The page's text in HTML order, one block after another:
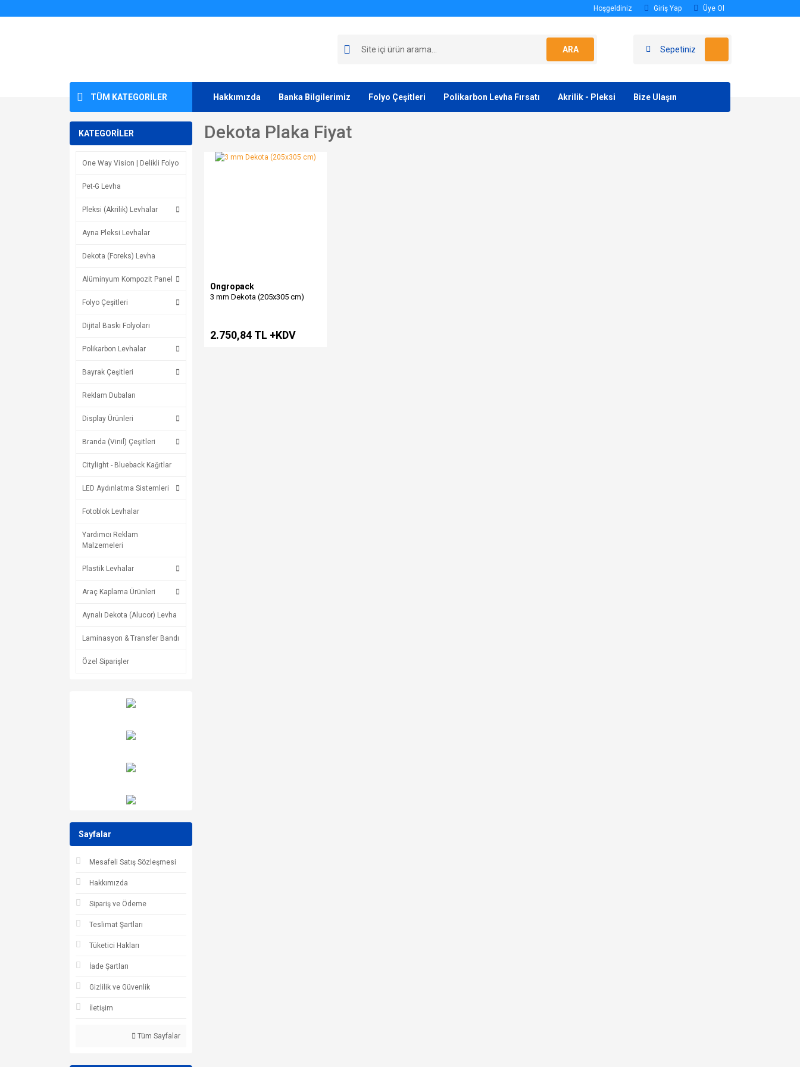
Hoşgeldiniz Giriş Yap Üye Ol
ARA Sepetiniz
TÜM KATEGORİLER Hakkımızda Banka Bilgilerimiz Folyo Çeşitleri Polikarbon Levha Fırsatı Akrilik - Pleksi Bize Ulaşın
KATEGORİLER
One Way Vision | Delikli Folyo
Pet-G Levha
Pleksi (Akrilik) Levhalar
Ayna Pleksi Levhalar
Dekota (Foreks) Levha
Alüminyum Kompozit Panel
Folyo Çeşitleri
Dijital Baskı Folyoları
Polikarbon Levhalar
Bayrak Çeşitleri
Reklam Dubaları
Display Ürünleri
Branda (Vinil) Çeşitleri
Citylight - Blueback Kağıtlar
LED Aydınlatma Sistemleri
Fotoblok Levhalar
Yardımcı Reklam
Malzemeleri
Plastik Levhalar
Araç Kaplama Ürünleri
Aynalı Dekota (Alucor) Levha
Laminasyon & Transfer Bandı
Özel Siparişler
Sayfalar
Mesafeli Satış Sözleşmesi
Hakkımızda
Sipariş ve Ödeme
Teslimat Şartları
Tüketici Hakları
İade Şartları
Gizlilik ve Güvenlik
İletişim
Tüm Sayfalar
Dekota Plaka Fiyat
Ongropack
3 mm Dekota (205x305 cm)
2.750,84 TL +KDV